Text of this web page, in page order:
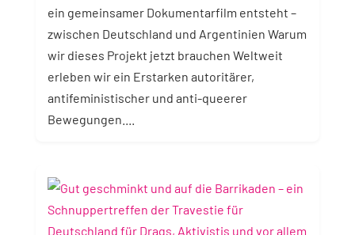
ein gemeinsamer Dokumentarfilm entsteht –
zwischen Deutschland und Argentinien Warum
wir dieses Projekt jetzt brauchen Weltweit
erleben wir ein Erstarken autoritärer,
antifeministischer und anti-queerer
Bewegungen....